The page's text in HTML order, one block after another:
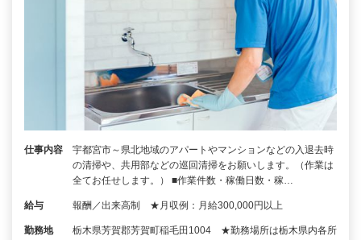
仕事内容
宇都宮市～県北地域のアパートやマンションなどの入退去時
の清掃や、共用部などの巡回清掃をお願いします。（作業は
全てお任せします。） ■作業件数・稼働日数・稼…
給与 報酬／出来高制 ★月収例：月給300,000円以上
勤務地
栃木県芳賀郡芳賀町稲毛田1004 ★勤務場所は栃木県内各所